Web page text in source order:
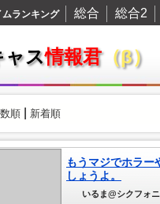
ランキング 総合 総合2
ャス情報君（β）
順| 新着順
もうマジでホラー
しょうよ。
いるま@シクフォニ